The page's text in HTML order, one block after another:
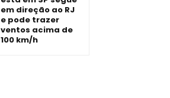
em direção ao RJ
e pode trazer
ventos acima de
100 km/h